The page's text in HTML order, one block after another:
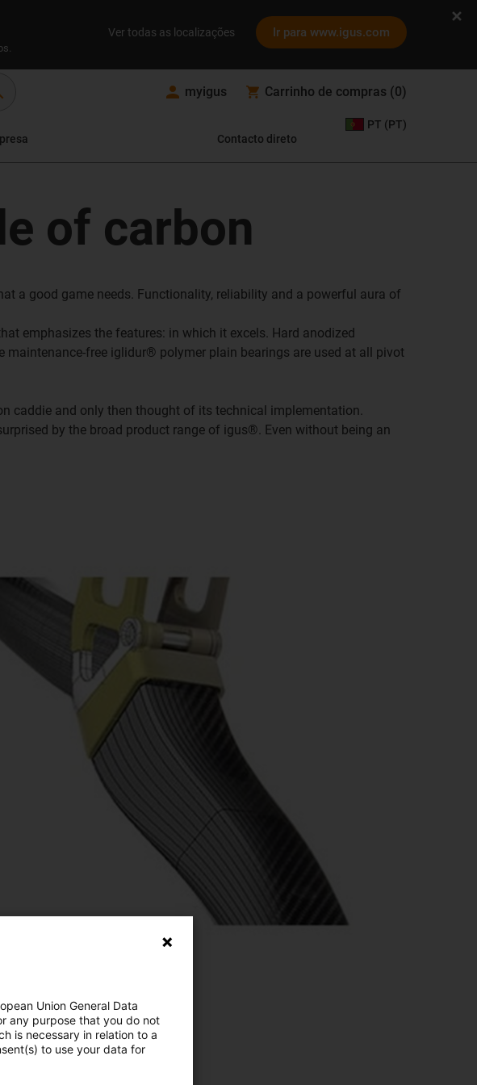
Ver todas as localizações Ir para www.igus.com
myigus Carrinho de compras (0)
Contacto direto
PT (PT)
of carbon
a good game needs. Functionality, reliability and a powerful aura of
emphasizes the features: in which it excels. Hard anodized
free iglidur® polymer plain bearings are used at all pivot
caddie and only then thought of its technical implementation.
by the broad product range of igus®. Even without being an
Union General Data
any purpose that you do not
is necessary in relation to a
to use your data for